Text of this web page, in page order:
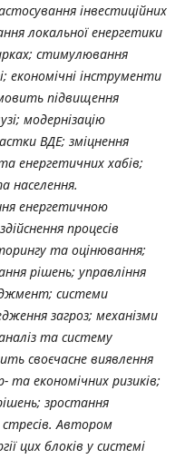
інвестиційних
локальної енергетики
стимулювання
економічні інструменти
підвищення
модернізацію
ВДЕ; зміцнення
енергетичних хабів;
населення.
енергетичною
процесів
та оцінювання;
рішень; управління
системи
загроз; механізми
та систему
своєчасне виявлення
та економічних ризиків;
зростання
Автором
цих блоків у системі